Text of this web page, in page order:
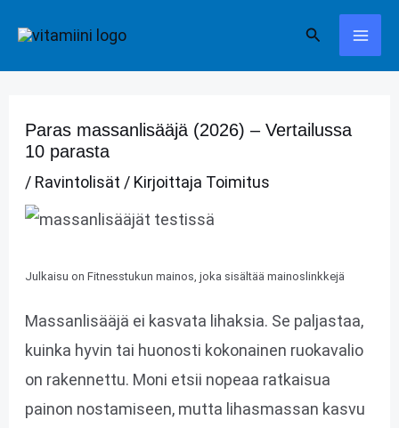
sisältöön
Hae
Paras massanlisääjä (2026) – Vertailussa
10 parasta
/ Ravintolisät / Kirjoittaja Toimitus
Julkaisu on Fitnesstukun mainos, joka sisältää mainoslinkkejä
Massanlisääjä ei kasvata lihaksia. Se paljastaa,
kuinka hyvin tai huonosti kokonainen ruokavalio
on rakennettu. Moni etsii nopeaa ratkaisua
painon nostamiseen, mutta lihasmassan kasvu